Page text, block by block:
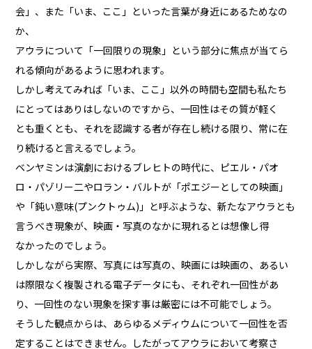
会」、また「いま、ここ」といった言葉が身近にあるためなの
か、
アウラについて「一回限りの現象」という部分に焦点が当てら
れる傾向があるように思われます。
しかし考えてみれば「いま、ここ」以外の時間も空間も私たち
にとってはありはしないのですから、一回性はその質が軽く
とも重くとも、それを認識する者が存在し続ける限り、常に在
り続けると言えるでしょう。
ベンヤミンは演劇におけるブレヒトの時代に、ピエル・パオ
ロ・パゾリー二やロラン・バルトが「ポエジーとしての映画」
や「鈍い意味(プンクトゥム)」と呼ぶような、新たなアウラとも
言うべき現象が、映画・写真のなかに現れるとは想像し得
なかったのでしょう。
しかしながら実際、写真には写真の、映画には映画の、あるい
は際限なく複製される電子データにも、それぞれ一回性があ
り、一回性のない現象を探す事は厳密には不可能でしょう。
そうした観点からは、あらゆるメディウムについて一回性を否
定することはできません。したがってアウラにおいて考察さ